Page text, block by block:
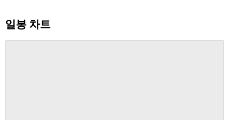
일봉 차트